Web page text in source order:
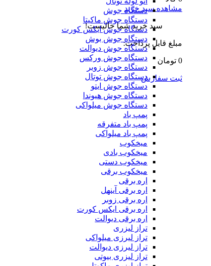
مشاهده سبد خرید
سبد خرید شما خالیست!
مبلغ قابل پرداخت:
0 تومان
ثبت سفارش
دستگاه جوش
دستگاه جوش ماکیتا
دستگاه جوش ایکس کورت
دستگاه جوش بوش
دستگاه جوش دیوالت
دستگاه جوش ورکس
دستگاه جوش زوبر
دستگاه جوش توتال
دستگاه جوش ایتو
دستگاه جوش هیوندا
دستگاه جوش میلواکی
پمپ باد
پمپ باد متفرقه
پمپ باد میلواکی
میخکوب
میخکوب بادی
میخکوب دستی
میخکوب برقی
اره برقی
اره برقی آینهل
اره برقی زوبر
اره برقی ایکس کورت
اره برقی دیوالت
تراز لیزری
تراز لیرزی میلواکی
تراز لیرزی دیوالت
تراز لیزری بیوتی